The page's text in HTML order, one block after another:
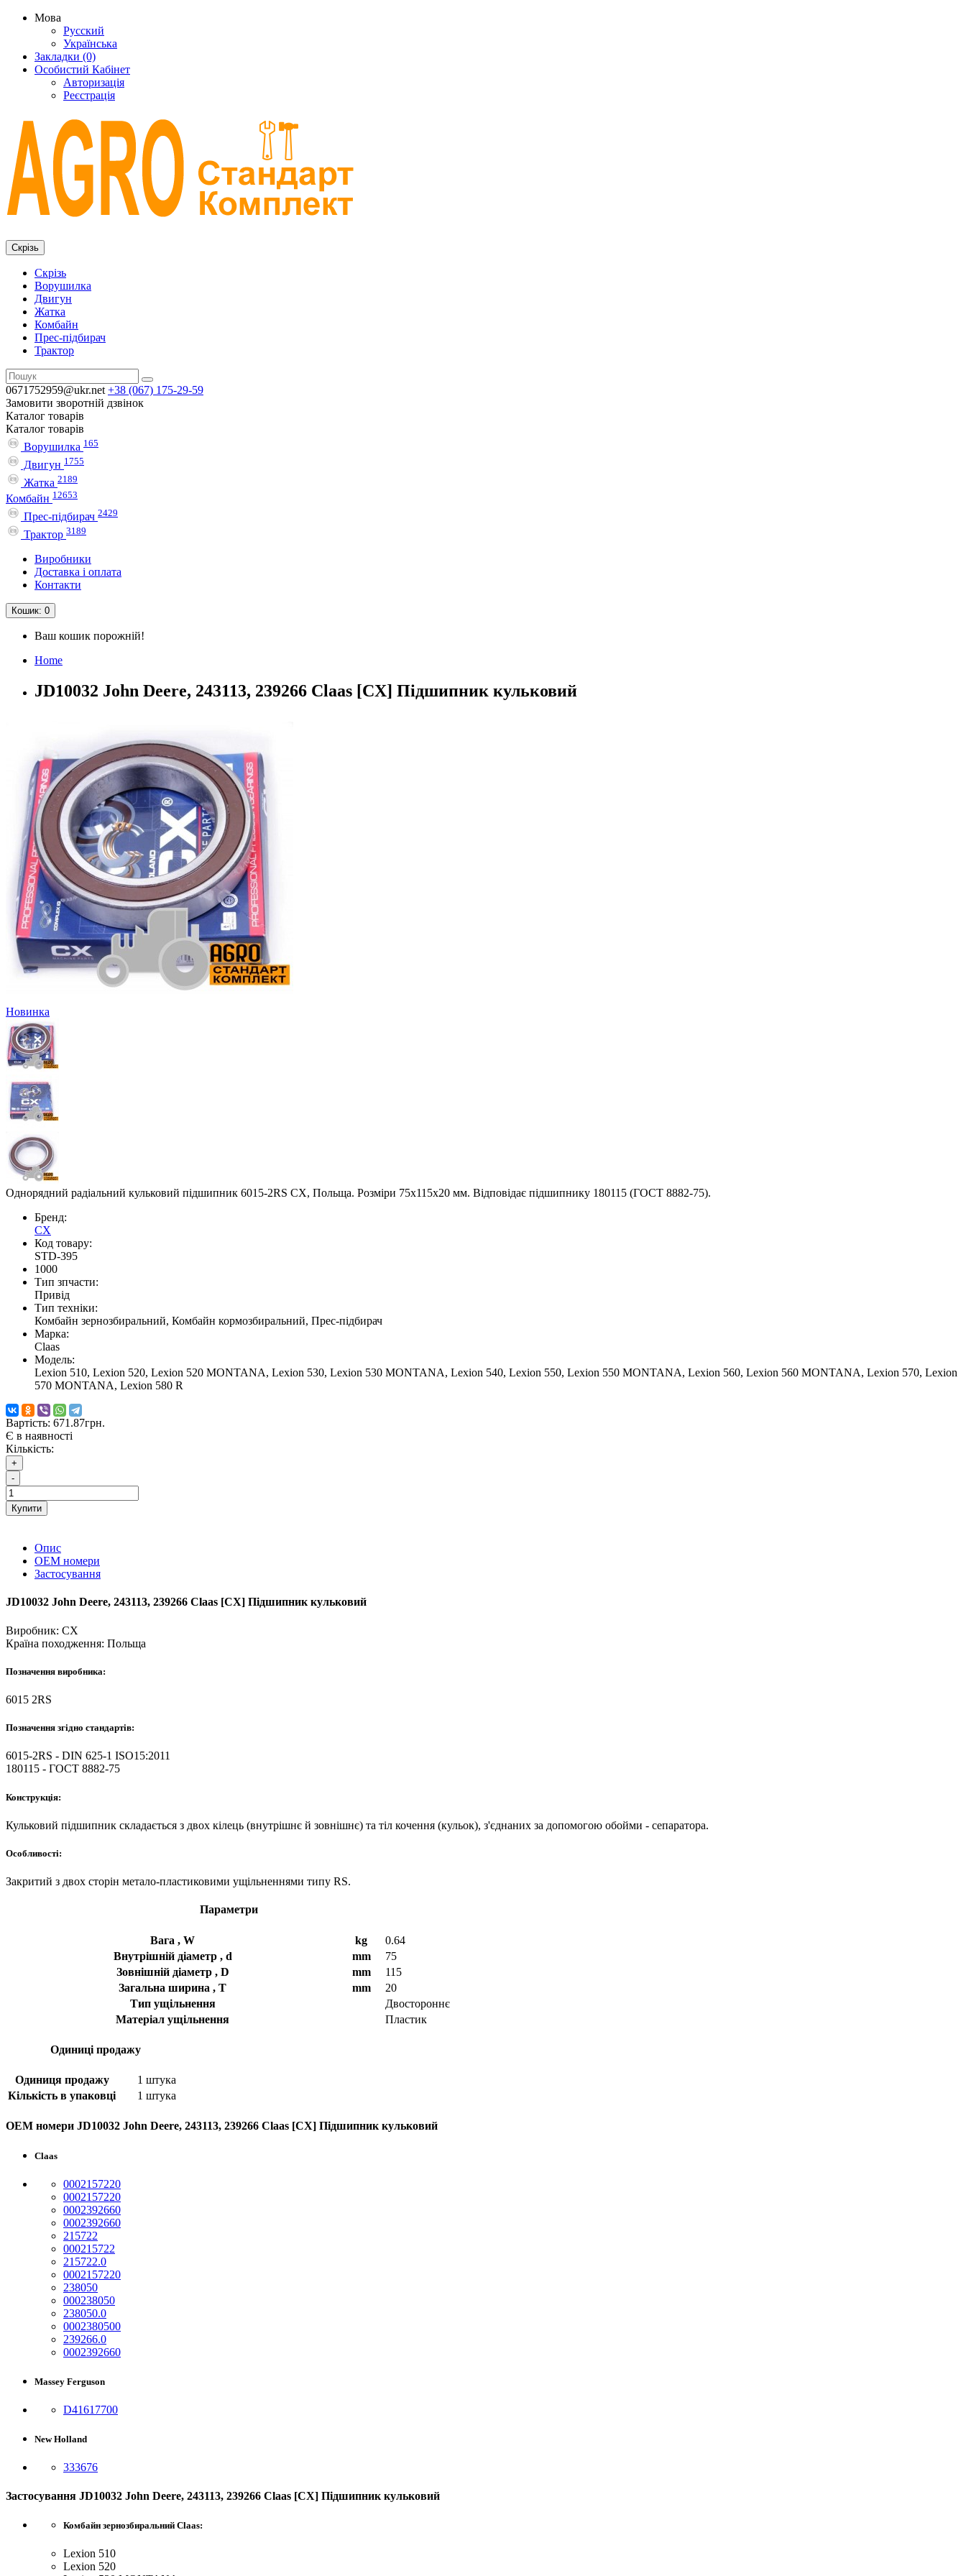
Мова
Русский
Українська
Закладки (0)
Особистий Кабінет
Авторизація
Реєстрація
Скрізь
Скрізь
Ворушилка
Двигун
Жатка
Комбайн
Прес-підбирач
Трактор
0671752959@ukr.net +38 (067) 175-29-59
Замовити зворотній дзвінок
Каталог товарів
Каталог товарів
Ворушилка 165
Двигун 1755
Жатка 2189
Комбайн 12653
Прес-підбирач 2429
Трактор 3189
Виробники
Доставка і оплата
Контакти
Кошик: 0
Ваш кошик порожній!
Home
JD10032 John Deere, 243113, 239266 Claas [CX] Підшипник кульковий
Новинка
Однорядний радіальний кульковий підшипник 6015-2RS CX, Польща. Розміри 75x115x20 мм. Відповідає підшипнику 180115 (ГОСТ 8882-75).
Бренд:
CX
Код товару:
STD-395
1000
Тип зпчасти:
Привід
Тип техніки:
Комбайн зернозбиральний, Комбайн кормозбиральний, Прес-підбирач
Марка:
Claas
Модель:
Lexion 510, Lexion 520, Lexion 520 MONTANA, Lexion 530, Lexion 530 MONTANA, Lexion 540, Lexion 550, Lexion 550 MONTANA, Lexion 560, Lexion 560 MONTANA, Lexion 570, Lexion
570 MONTANA, Lexion 580 R
Вартість: 671.87грн.
Є в наявності
Кількість:
+
-
Купити
Опис
ОЕМ номери
Застосування
JD10032 John Deere, 243113, 239266 Claas [CX] Підшипник кульковий
Виробник: CX
Країна походження: Польща
Позначення виробника:
6015 2RS
Позначення згідно стандартів:
6015-2RS - DIN 625-1 ISO15:2011
180115 - ГОСТ 8882-75
Конструкція:
Кульковий підшипник складається з двох кілець (внутрішнє й зовнішнє) та тіл кочення (кульок), з'єднаних за допомогою обойми - сепаратора.
Особливості:
Закритий з двох сторін метало-пластиковими ущільненнями типу RS.
Параметри
Вага , W kg
0.64
Внутрішній діаметр , d
mm
75
Зовнішній діаметр , D
mm
115
Загальна ширина , T
mm
20
Тип ущільнення
Двостороннє
Матеріал ущільнення
Пластик
Одиниці продажу
Одиниця продажу
1 штука
Кількість в упаковці
1 штука
OEM номери JD10032 John Deere, 243113, 239266 Claas [CX] Підшипник кульковий
Claas
0002157220
0002157220
0002392660
0002392660
215722
000215722
215722.0
0002157220
238050
000238050
238050.0
0002380500
239266.0
0002392660
Massey Ferguson
D41617700
New Holland
333676
Застосування JD10032 John Deere, 243113, 239266 Claas [CX] Підшипник кульковий
Комбайн зернозбиральний Claas:
Lexion 510
Lexion 520